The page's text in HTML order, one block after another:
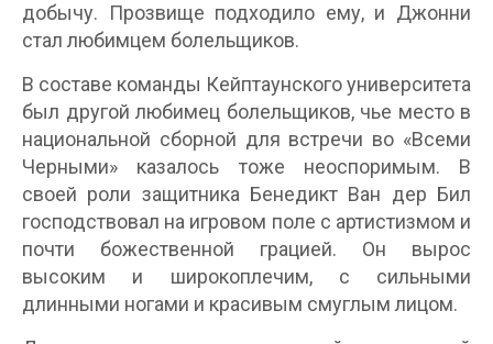
добычу. Прозвище подходило ему, и Джонни
стал любимцем болельщиков.
В составе команды Кейптаунского университета
был другой любимец болельщиков, чье место в
национальной сборной для встречи во «Всеми
Черными» казалось тоже неоспоримым. В
своей роли защитника Бенедикт Ван дер Бил
господствовал на игровом поле с артистизмом и
почти божественной грацией. Он вырос
высоким и широкоплечим, с сильными
длинными ногами и красивым смуглым лицом.